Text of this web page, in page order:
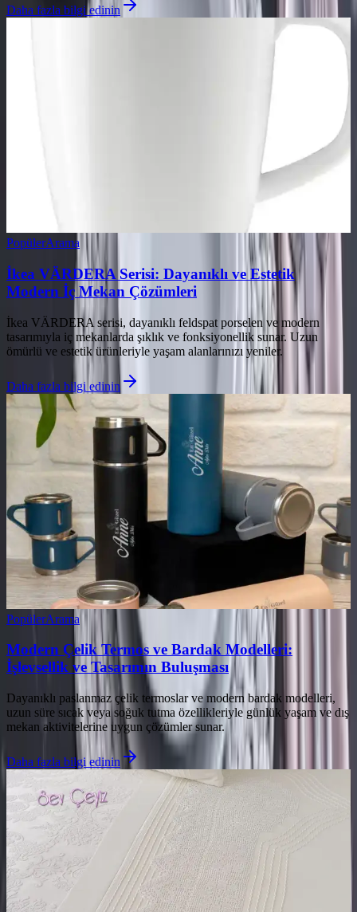
Daha fazla bilgi edinin
PopülerArama
İkea VÄRDERA Serisi: Dayanıklı ve Estetik
Modern İç Mekan Çözümleri
İkea VÄRDERA serisi, dayanıklı feldspat porselen ve modern
tasarımıyla iç mekanlarda şıklık ve fonksiyonellik sunar. Uzun
ömürlü ve estetik ürünleriyle yaşam alanlarınızı yeniler.
Daha fazla bilgi edinin
PopülerArama
Modern Çelik Termos ve Bardak Modelleri:
İşlevsellik ve Tasarımın Buluşması
Dayanıklı paslanmaz çelik termoslar ve modern bardak modelleri,
uzun süre sıcak veya soğuk tutma özellikleriyle günlük yaşam ve dış
mekan aktivitelerine uygun çözümler sunar.
Daha fazla bilgi edinin